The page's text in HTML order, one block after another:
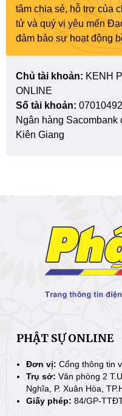
tâm chia sẻ, hỗ trợ của
tử và quý vị yêu mến
đảm bảo sự hoạt động
Chủ tài khoản: KENH
ONLINE
Số tài khoản:
Ngân hàng Sacombank
Kiên Giang
PHẬT SỰ ONLINE
Đơn vị: Cổng thông tin
Trụ sở: Văn phòng 2
Nghĩa, P. Xuân Hòa,
Giấy phép: 84/GP-